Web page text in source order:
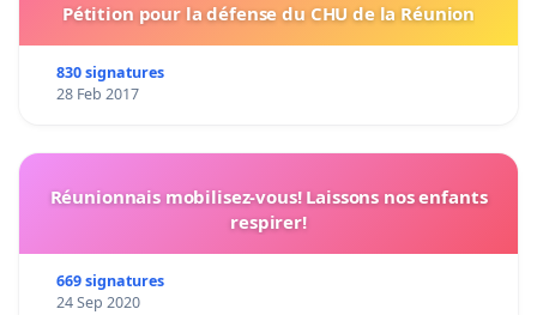
Pétition pour la défense du CHU de la Réunion
830 signatures
28 Feb 2017
Réunionnais mobilisez-vous! Laissons nos enfants
respirer!
669 signatures
24 Sep 2020